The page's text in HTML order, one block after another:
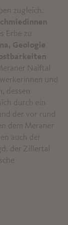
zugleich.
Erbe zu
Geologie
Naiftal
und
dessen
durch ein
der vor rund
dem Meraner
auch der
der Zillertal